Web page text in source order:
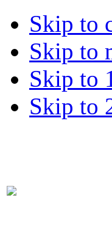
Skip to
Skip to
Skip to
Skip to